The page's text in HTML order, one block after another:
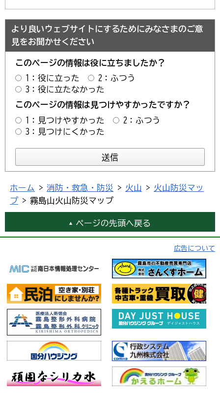
より良いウェブサイトにするためにみなさまのご意
見をお聞かせください
このページの情報は役に立ちましたか？
1：役に立った
2：ふつう
3：役に立たなかった
このページの情報は見つけやすかったですか？
1：見つけやすかった
2：ふつう
3：見つけにくかった
ホーム > 消防・救急・防災 > 火山 > 火山防災マッ
プ > 霧島山火山防災マップ
ページの先頭へ戻る
広告について